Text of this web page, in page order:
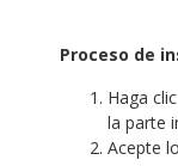
Proceso de
Haga
la parte
Acepte